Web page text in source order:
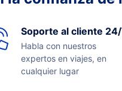
Soporte al cliente
Habla con nuestros
expertos en viajes, en
cualquier lugar